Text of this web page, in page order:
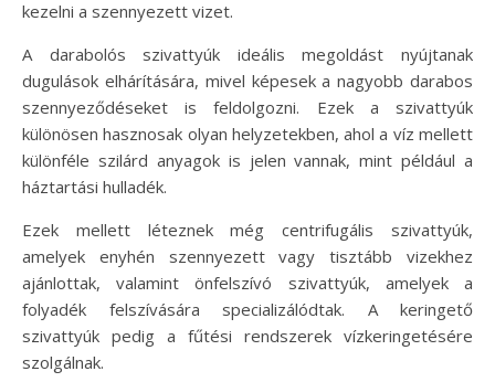
kezelni a szennyezett vizet.
A darabolós szivattyúk ideális megoldást nyújtanak
dugulások elhárítására, mivel képesek a nagyobb darabos
szennyeződéseket is feldolgozni. Ezek a szivattyúk
különösen hasznosak olyan helyzetekben, ahol a víz mellett
különféle szilárd anyagok is jelen vannak, mint például a
háztartási hulladék.
Ezek mellett léteznek még centrifugális szivattyúk,
amelyek enyhén szennyezett vagy tisztább vizekhez
ajánlottak, valamint önfelszívó szivattyúk, amelyek a
folyadék felszívására specializálódtak. A keringető
szivattyúk pedig a fűtési rendszerek vízkeringetésére
szolgálnak.